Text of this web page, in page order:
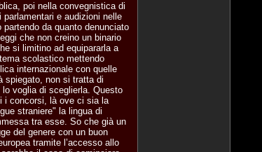
poi nella convegnistica di
e audizioni nelle
da quanto denunciato
che non creino un binario
si limitino ad equipararla a
scolastico mettendo
internazionale con quelle
spiegato, non si tratta di
voglia di sceglierla. Questo
i concorsi, là ove ci sia la
straniere" la lingua di
tra esse. So che già un
del genere con un buon
tramite l’accesso allo